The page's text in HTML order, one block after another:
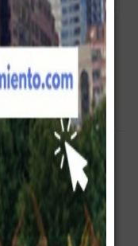
Certificaciones
Consultores